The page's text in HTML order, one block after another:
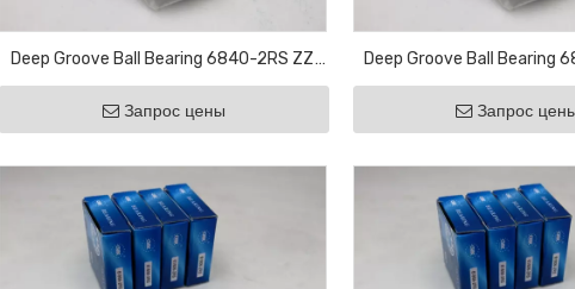
Deep Groove Ball Bearing 6840-2RS ZZ
Motor Bearing Bicycle Bearing Agricultural
Bearing
Запрос цены
Deep Groove Ball Bearing
Motor Bearing Bicycle
Bearing
Запрос